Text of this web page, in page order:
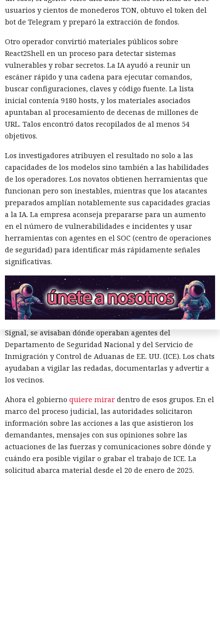
usuarios y cientos de monederos TON, obtuvo el token del
bot de Telegram y preparó la extracción de fondos.
Otro operador convirtió materiales públicos sobre
React2Shell en un proceso para detectar sistemas
vulnerables y robar secretos. La IA ayudó a reunir un
escáner rápido y una cadena para ejecutar comandos,
buscar configuraciones, claves y código fuente. La lista
inicial contenía 9180 hosts, y los materiales asociados
apuntaban al procesamiento de decenas de millones de
URL. Talos encontró datos recopilados de al menos 54
objetivos.
Los investigadores atribuyen el resultado no solo a las
capacidades de los modelos sino también a las habilidades
de los operadores. Los novatos obtienen herramientas que
funcionan pero son inestables, mientras que los atacantes
preparados amplían notablemente sus capacidades gracias
a la IA. La empresa aconseja prepararse para un aumento
en el número de vulnerabilidades e incidentes y usar
herramientas con agentes en el SOC (centro de operaciones
de seguridad) para identificar más rápidamente señales
significativas.
06:10 / 09.08.2026
el debate sobre la privacidad en Internet.
La disputa sobre la vigilancia de manifestantes en el estado
de Maine salió de las calles y llegó a los tribunales, donde el
Departamento de Seguridad Nacional de EE. UU. solicitó
acceso a grupos cerrados de Signal. La solicitud apareció en
el marco del casoHilton v. Noem, en el que residentes
acusan a la agencia de vigilar la actividad pública y de violar
los derechos garantizados por la Primera Enmienda de la
Constitución.
El conflicto comenzó tras el aumento de las operaciones
migratorias en barrios residenciales de Maine. Los vecinos
se organizaron en grupos de respuesta rápida y, a través de
Signal, se avisaban dónde operaban agentes del
Departamento de Seguridad Nacional y del Servicio de
Inmigración y Control de Aduanas de EE. UU. (ICE). Los chats
ayudaban a vigilar las redadas, documentarlas y advertir a
los vecinos.
Ahora el gobierno quiere mirar dentro de esos grupos. En el
marco del proceso judicial, las autoridades solicitaron
información sobre las acciones a las que asistieron los
demandantes, mensajes con sus opiniones sobre las
actuaciones de las fuerzas y comunicaciones sobre dónde y
cuándo era posible vigilar o grabar el trabajo de ICE. La
solicitud abarca material desde el 20 de enero de 2025.